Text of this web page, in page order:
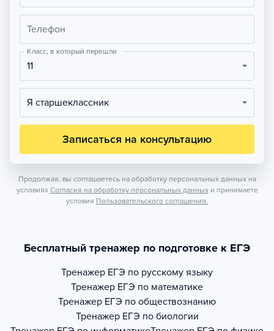
Телефон
Класс, в который перешли
11
Я старшеклассник
Записаться на консультацию
Продолжая, вы соглашаетесь на обработку персональных данных на
условиях Согласия на обработку персональных данных и принимаете
условия Пользовательского соглашения.
Бесплатный тренажер по подготовке к ЕГЭ
Тренажер ЕГЭ по русскому языку
Тренажер ЕГЭ по математике
Тренажер ЕГЭ по обществознанию
Тренажер ЕГЭ по биологии